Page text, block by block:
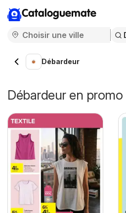
Cataloguemate
Débardeur
Débardeur en